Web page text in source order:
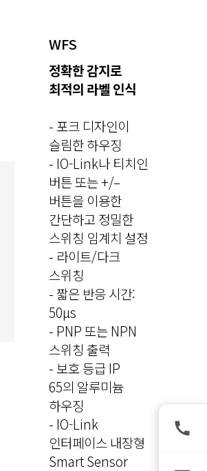
WFS
정확한 감지로
최적의 라벨 인식
- 포크 디자인이
슬림한 하우징
- IO-Link나 티치인
버튼 또는 +/–
버튼을 이용한
간단하고 정밀한
스위칭 임계치 설정
- 라이트/다크
스위칭
- 짧은 반응 시간:
50μs
- PNP 또는 NPN
스위칭 출력
- 보호 등급 IP
65의 알루미늄
하우징
- IO-Link
인터페이스 내장형
Smart Sensor